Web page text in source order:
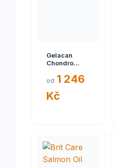
Gelacan
Chondro
500ml
od 1 246
Kč